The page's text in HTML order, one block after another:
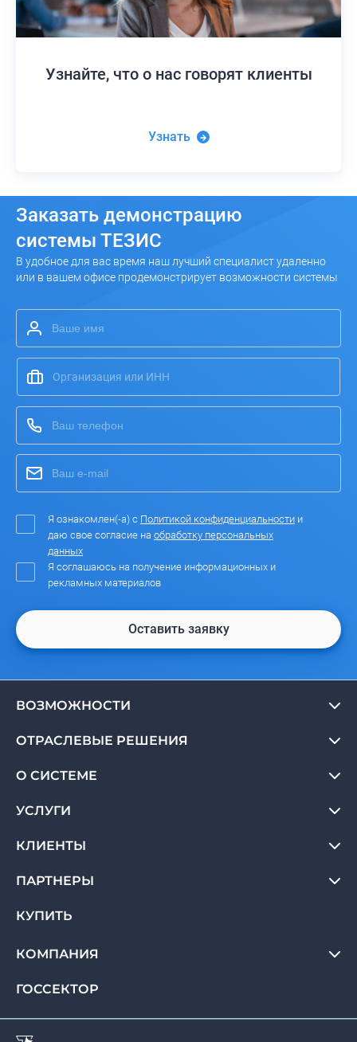
Узнайте,что о нас говорят клиенты
Узнать
Заказать демонстрацию
системы ТЕЗИС
В удобное для вас время наш лучший специалист удаленно
или в вашем офисе продемонстрирует возможности системы
Я ознакомлен(-а) с Политикой конфиденциальности и
даю свое согласие на обработку персональных
данных
Я соглашаюсь на получение информационных и
рекламных материалов
Оставить заявку
ВОЗМОЖНОСТИ
ОТРАСЛЕВЫЕ РЕШЕНИЯ
О СИСТЕМЕ
УСЛУГИ
КЛИЕНТЫ
ПАРТНЕРЫ
КУПИТЬ
КОМПАНИЯ
ГОССЕКТОР